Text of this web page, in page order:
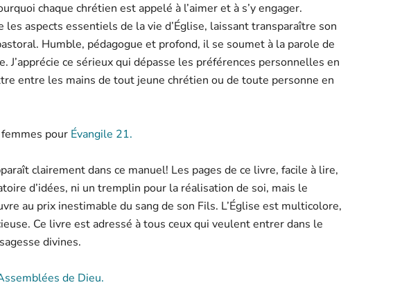
chaque chrétien est appelé à l’aimer et à s’y engager.
aspects essentiels de la vie d’Église, laissant transparaître son
Humble, pédagogue et profond, il se soumet à la parole de
J’apprécie ce sérieux qui dépasse les préférences personnelles en
entre les mains de tout jeune chrétien ou de toute personne en
pour Évangile 21.
clairement dans ce manuel! Les pages de ce livre, facile à lire,
d’idées, ni un tremplin pour la réalisation de soi, mais le
au prix inestimable du sang de son Fils. L’Église est multicolore,
Ce livre est adressé à tous ceux qui veulent entrer dans le
divines.
de Dieu.